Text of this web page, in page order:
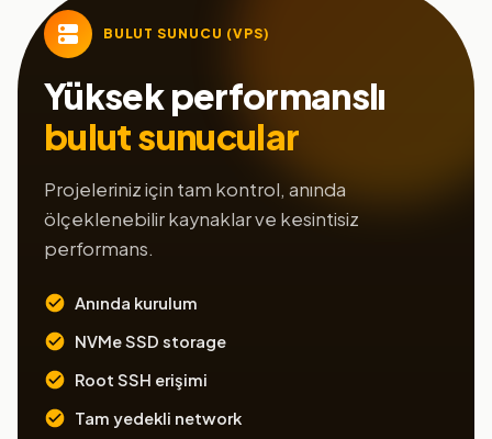
BULUT SUNUCU (VPS)
Yüksek performanslı
bulut sunucular
Projeleriniz için tam kontrol, anında
ölçeklenebilir kaynaklar ve kesintisiz
performans.
Anında kurulum
NVMe SSD storage
Root SSH erişimi
Tam yedekli network